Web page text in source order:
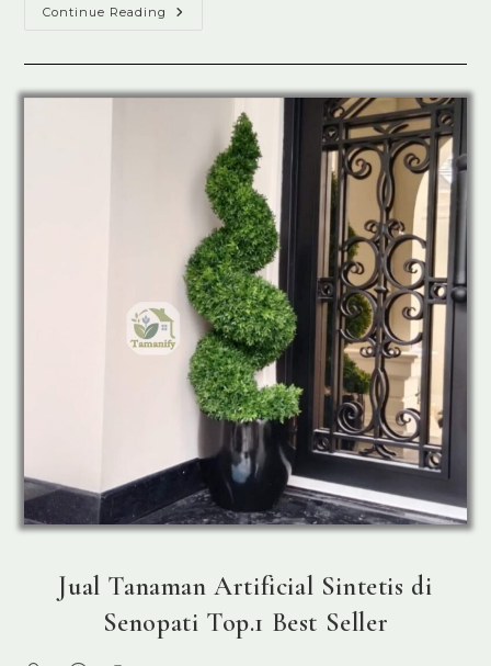
Continue Reading Jual
Sintetis
Kemang
Jual Tanaman Artificial Sintetis di
Senopati Top.1 Best Seller